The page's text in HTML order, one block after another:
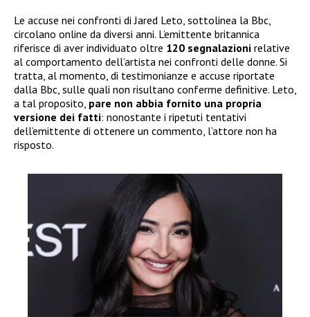
Le accuse nei confronti di Jared Leto, sottolinea la Bbc,
circolano online da diversi anni. L’emittente britannica
riferisce di aver individuato oltre 120 segnalazioni relative
al comportamento dell’artista nei confronti delle donne. Si
tratta, al momento, di testimonianze e accuse riportate
dalla Bbc, sulle quali non risultano conferme definitive. Leto,
a tal proposito, pare non abbia fornito una propria
versione dei fatti: nonostante i ripetuti tentativi
dell’emittente di ottenere un commento, l’attore non ha
risposto.